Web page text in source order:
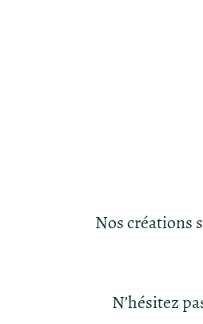
Nos créations
N’hésitez